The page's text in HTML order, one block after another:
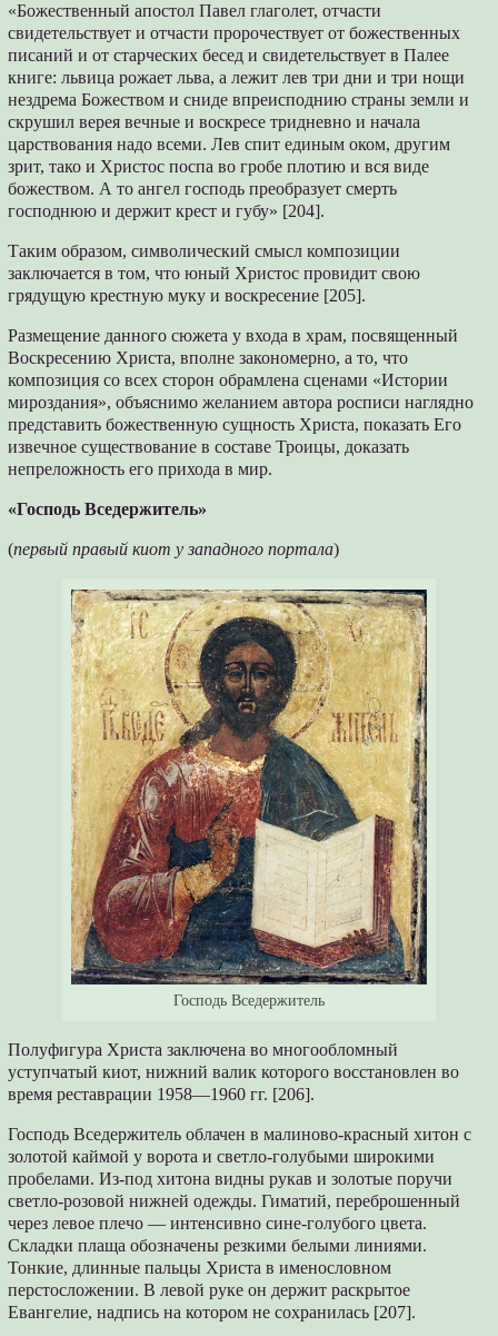
«Божественный апостол Павел глаголет, отчасти
свидетельствует и отчасти пророчествует от божественных
писаний и от старческих бесед и свидетельствует в Палее
книге: львица рожает льва, а лежит лев три дни и три нощи
нездрема Божеством и сниде впреисподнию страны земли и
скрушил верея вечные и воскресе тридневно и начала
царствования надо всеми. Лев спит единым оком, другим
зрит, тако и Христос поспа во гробе плотию и вся виде
божеством. А то ангел господь преобразует смерть
господнюю и держит крест и губу» [204].
Таким образом, символический смысл композиции
заключается в том, что юный Христос провидит свою
грядущую крестную муку и воскресение [205].
Размещение данного сюжета у входа в храм, посвященный
Воскресению Христа, вполне закономерно, а то, что
композиция со всех сторон обрамлена сценами «Истории
мироздания», объяснимо желанием автора росписи наглядно
представить божественную сущность Христа, показать Его
извечное существование в составе Троицы, доказать
непреложность его прихода в мир.
«Господь Вседержитель»
(первый правый киот у западного портала)
Господь Вседержитель
Полуфигура Христа заключена во многообломный
уступчатый киот, нижний валик которого восстановлен во
время реставрации 1958—1960 гг. [206].
Господь Вседержитель облачен в малиново-красный хитон с
золотой каймой у ворота и светло-голубыми широкими
пробелами. Из-под хитона видны рукав и золотые поручи
светло-розовой нижней одежды. Гиматий, переброшенный
через левое плечо — интенсивно сине-голубого цвета.
Складки плаща обозначены резкими белыми линиями.
Тонкие, длинные пальцы Христа в именословном
перстосложении. В левой руке он держит раскрытое
Евангелие, надпись на котором не сохранилась [207].